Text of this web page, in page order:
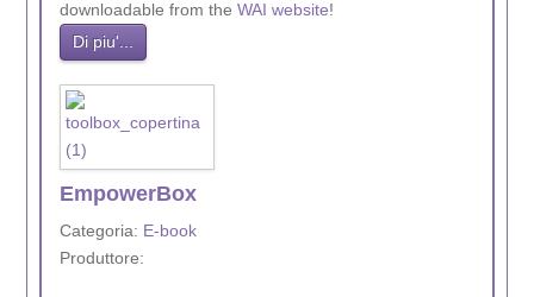
downloadable from the WAI website!
Di piu'...
EmpowerBox
Categoria: E-book
Produttore: